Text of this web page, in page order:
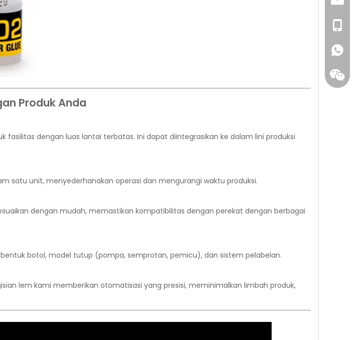
Produk Anda
dengan luas lantai terbatas. Ini dapat diintegrasikan ke dalam lini produksi
satu unit, menyederhanakan operasi dan mengurangi waktu produksi.
dengan mudah, memastikan kompatibilitas dengan perekat dengan berbagai
botol, model tutup (pompa, semprotan, pemicu), dan sistem pelabelan.
lem kami memberikan otomatisasi yang presisi, meminimalkan limbah produk,